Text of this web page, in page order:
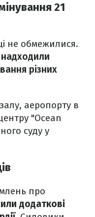
21
не обмежилися.
надходили
різних
аеропорту в
"Ocean
суду у
про
додаткові